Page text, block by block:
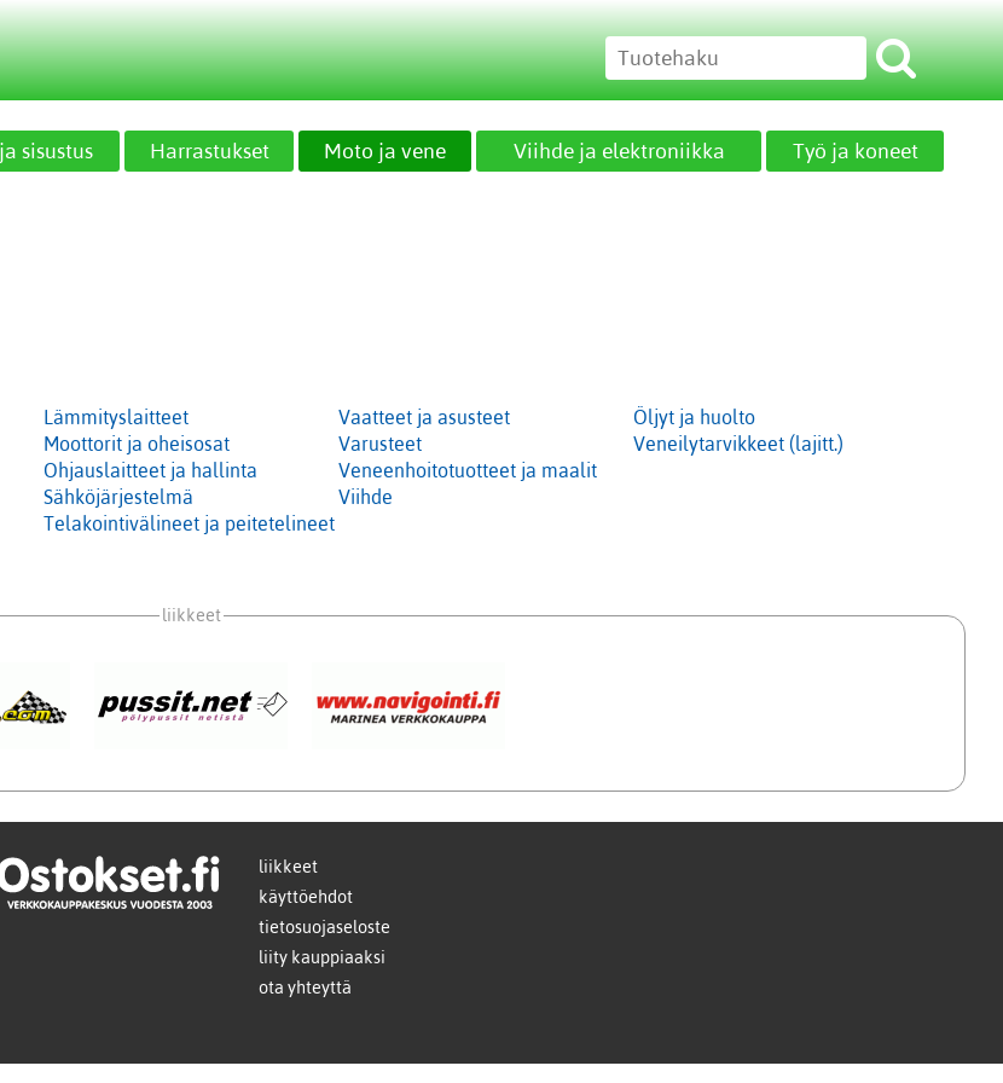
sisustus Harrastukset Moto ja vene Viihde ja elektroniikka Työ ja koneet
Lämmityslaitteet
Moottorit ja oheisosat
Ohjauslaitteet ja hallinta
Sähköjärjestelmä
Telakointivälineet ja peitetelineet
Vaatteet ja asusteet
Varusteet
Veneenhoitotuotteet ja maalit
Viihde
Öljyt ja huolto
Veneilytarvikkeet (lajitt.)
liikkeet
liikkeet
käyttöehdot
tietosuojaseloste
liity kauppiaaksi
ota yhteyttä